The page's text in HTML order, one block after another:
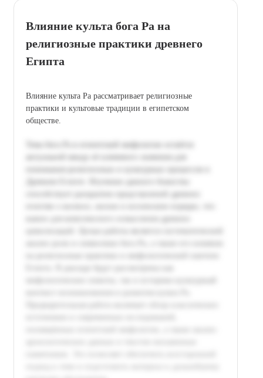
Влияние культа бога Ра на
религиозные практики древнего
Египта
Влияние культа Ра рассматривает религиозные
практики и культовые традиции в египетском
обществе.